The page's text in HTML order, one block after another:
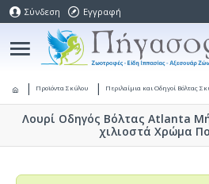
Σύνδεση Εγγραφή
Προϊόντα Σκύλου Περιλαίμια και Οδηγοί Βόλτας
Λουρί Οδηγός Βόλτας Atlanta
χιλιοστά Χρώμα